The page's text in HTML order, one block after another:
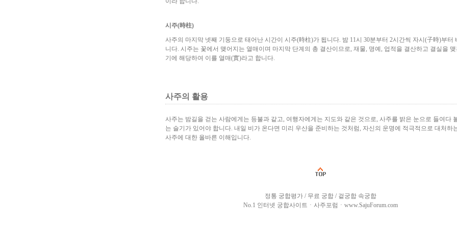
시주(時柱)
사주의 마지막 넷째 기둥으로 태어난 시간이 시주(時柱)가 됩니다. 밤 11시 30분부터 2시간씩 자시(子時)부터
니다. 시주는 꽃에서 맺어지는 열매이며 마지막 단계의 총 결산이므로, 재물, 명예, 업적을 결산하고 결실을 맺
기에 해당하여 이를 열매(實)라고 합니다.
사주의 활용
사주는 밤길을 걷는 사람에게는 등불과 같고, 여행자에게는 지도와 같은 것으로, 사주를 밝은 눈으로 들여다
는 슬기가 있어야 합니다. 내일 비가 온다면 미리 우산을 준비하는 것처럼, 자신의 운명에 적극적으로 대처하
사주에 대한 올바른 이해입니다.
정통 궁합평가 / 무료 궁합 / 겉궁합 속궁합
No.1 인터넷 궁합사이트ㆍ사주포럼ㆍwww.SajuForum.com